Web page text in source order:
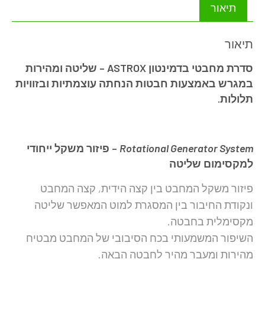
תיאור
תיאור
סדרת מחבטי בדמינטון ASTROX – שליטה ומהירות
במגרש באמצעות חבטות הנחתה עוצמתיות ובזוויות
תלולות.
Rotational Generator System – פיזור משקל ייחודי
למקסימום שליטה
פיזור משקל המחבט בין קצה הידית, קצה המחבט
ונקודת החיבור בין המסגרת למוט המאפשר שליטה
מקסימלית בחבטה.
השיפור המשמעותי בכח הסיבובי של המחבט מבטיח
מהירות ומעבר מהיר לחבטה הבאה.